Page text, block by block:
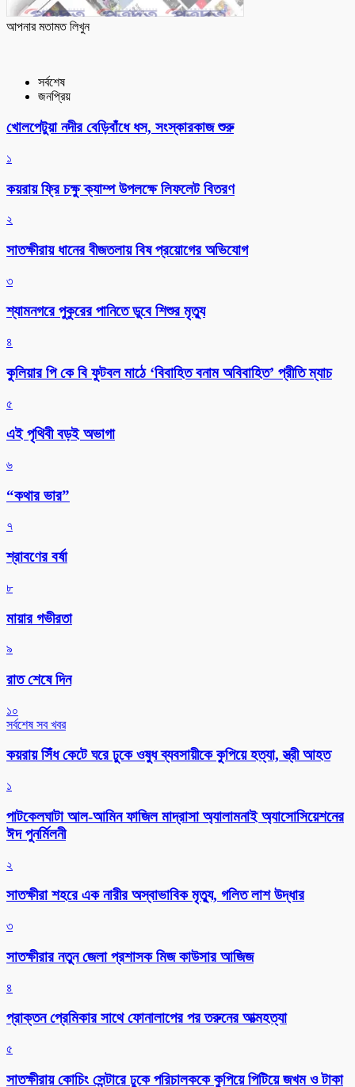
আপনার মতামত লিখুন
সর্বশেষ
জনপ্রিয়
খোলপেটুয়া নদীর বেড়িবাঁধে ধস, সংস্কারকাজ শুরু
১
কয়রায় ফ্রি চক্ষু ক্যাম্প উপলক্ষে লিফলেট বিতরণ
২
সাতক্ষীরায় ধানের বীজতলায় বিষ প্রয়োগের অভিযোগ
৩
শ্যামনগরে পুকুরের পানিতে ডুবে শিশুর মৃত্যু
৪
কুলিয়ার পি কে বি ফুটবল মাঠে ‘বিবাহিত বনাম অবিবাহিত’ প্রীতি ম্যাচ
৫
এই পৃথিবী বড়ই অভাগা
৬
“কথার ভার”
৭
শ্রাবণের বর্ষা
৮
মায়ার গভীরতা
৯
রাত শেষে দিন
১০
সর্বশেষ সব খবর
কয়রায় সিঁধ কেটে ঘরে ঢুকে ওষুধ ব্যবসায়ীকে কুপিয়ে হত্যা, স্ত্রী আহত
১
পাটকেলঘাটা আল-আমিন ফাজিল মাদ্রাসা অ্যালামনাই অ্যাসোসিয়েশনের
ঈদ পুনর্মিলনী
২
সাতক্ষীরা শহরে এক নারীর অস্বাভাবিক মৃত্যু, গলিত লাশ উদ্ধার
৩
সাতক্ষীরার নতুন জেলা প্রশাসক মিজ কাউসার আজিজ
৪
প্রাক্তন প্রেমিকার সাথে ফোনালাপের পর তরুনের আত্মহত্যা
৫
সাতক্ষীরায় কোচিং সেন্টারে ঢুকে পরিচালককে কুপিয়ে পিটিয়ে জখম ও টাকা